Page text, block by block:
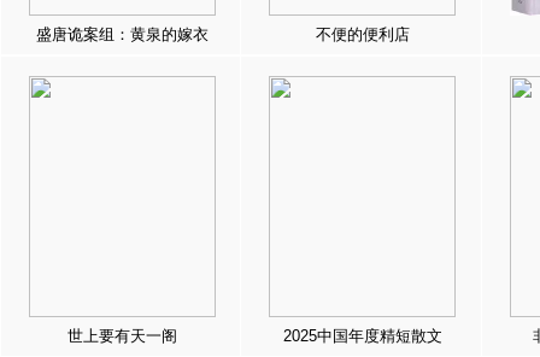
盛唐诡案组：黄泉的嫁衣 不便的便利店
世上要有天一阁 2025中国年度精短散文